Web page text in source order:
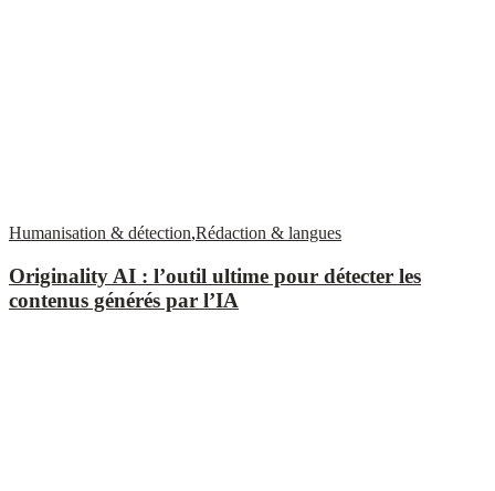
Humanisation & détection,Rédaction & langues
Originality AI : l’outil ultime pour détecter les
contenus générés par l’IA